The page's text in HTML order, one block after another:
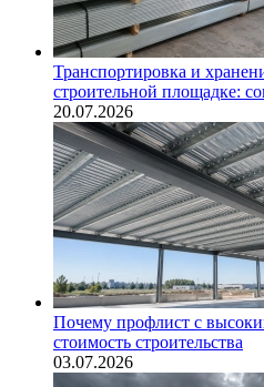
Транспортировка и
строительной площадке:
20.07.2026
Почему профлист с
стоимость строительства
03.07.2026